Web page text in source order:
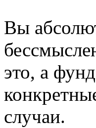
Вы
это, а
случаи.